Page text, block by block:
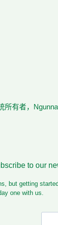
所有者，